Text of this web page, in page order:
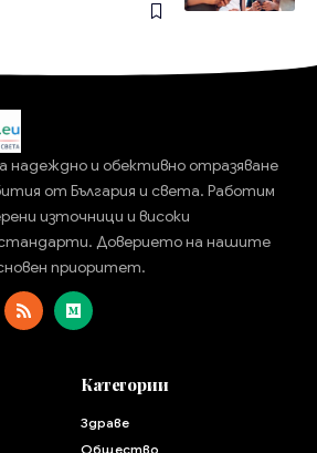
надеждно и обективно отразяване
от България и света. Работим
източници и високи
Доверието на нашите
приоритет.
Категории
Здраве
Общество